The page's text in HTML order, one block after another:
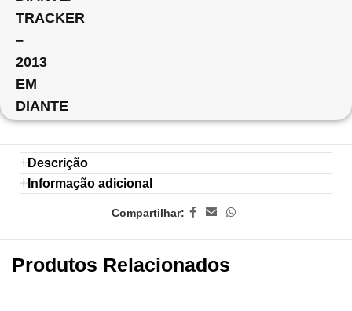
TRACKER
–
2013
EM
DIANTE
Descrição
Informação adicional
Compartilhar:
Produtos Relacionados